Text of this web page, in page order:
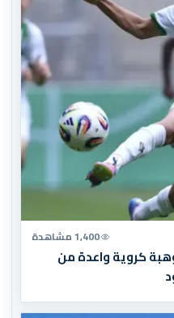
1,400 مشاهدة
كروية واعدة من